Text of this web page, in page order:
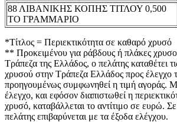
88 ΛΙΒΑΝΙΚΗΣ ΚΟΠΗΣ ΤΙΤΛΟΥ 0,500
ΤΟ ΓΡΑΜΜΑΡΙΟ
*Τίτλος = Περιεκτικότητα σε καθαρό χρυσό
** Προκειμένου για ράβδους ή πλάκες
Τράπεζα της Ελλάδος, ο πελάτης καταθέτει
χρυσού στην Τράπεζα Ελλάδος προς έλεγχο
προηγουμένως συμφωνηθεί η τιμή αγοράς.
έλεγχο, και εφόσον διαπιστωθεί η
χρυσό, καταβάλλεται το αντίτιμο σε ευρώ.
πελάτης επιβαρύνεται με τα έξοδα ελέγχου.